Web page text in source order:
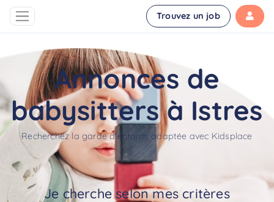
Trouvez un job
Annonces de
babysitters à Istres
Recherchez la garde d'enfants adaptée avec Kidsplace
Je cherche selon mes critères